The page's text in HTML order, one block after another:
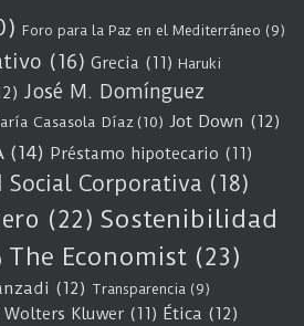
Foro para la Paz en el Mediterráneo (9)
(16) Grecia (11) Haruki
José M. Domínguez
Casasola Díaz (10) Jot Down (12)
(14) Préstamo hipotecario (11)
Social Corporativa (18)
(22) Sostenibilidad
The Economist (23)
(12) Transparencia (9)
Wolters Kluwer (11) Ética (12)